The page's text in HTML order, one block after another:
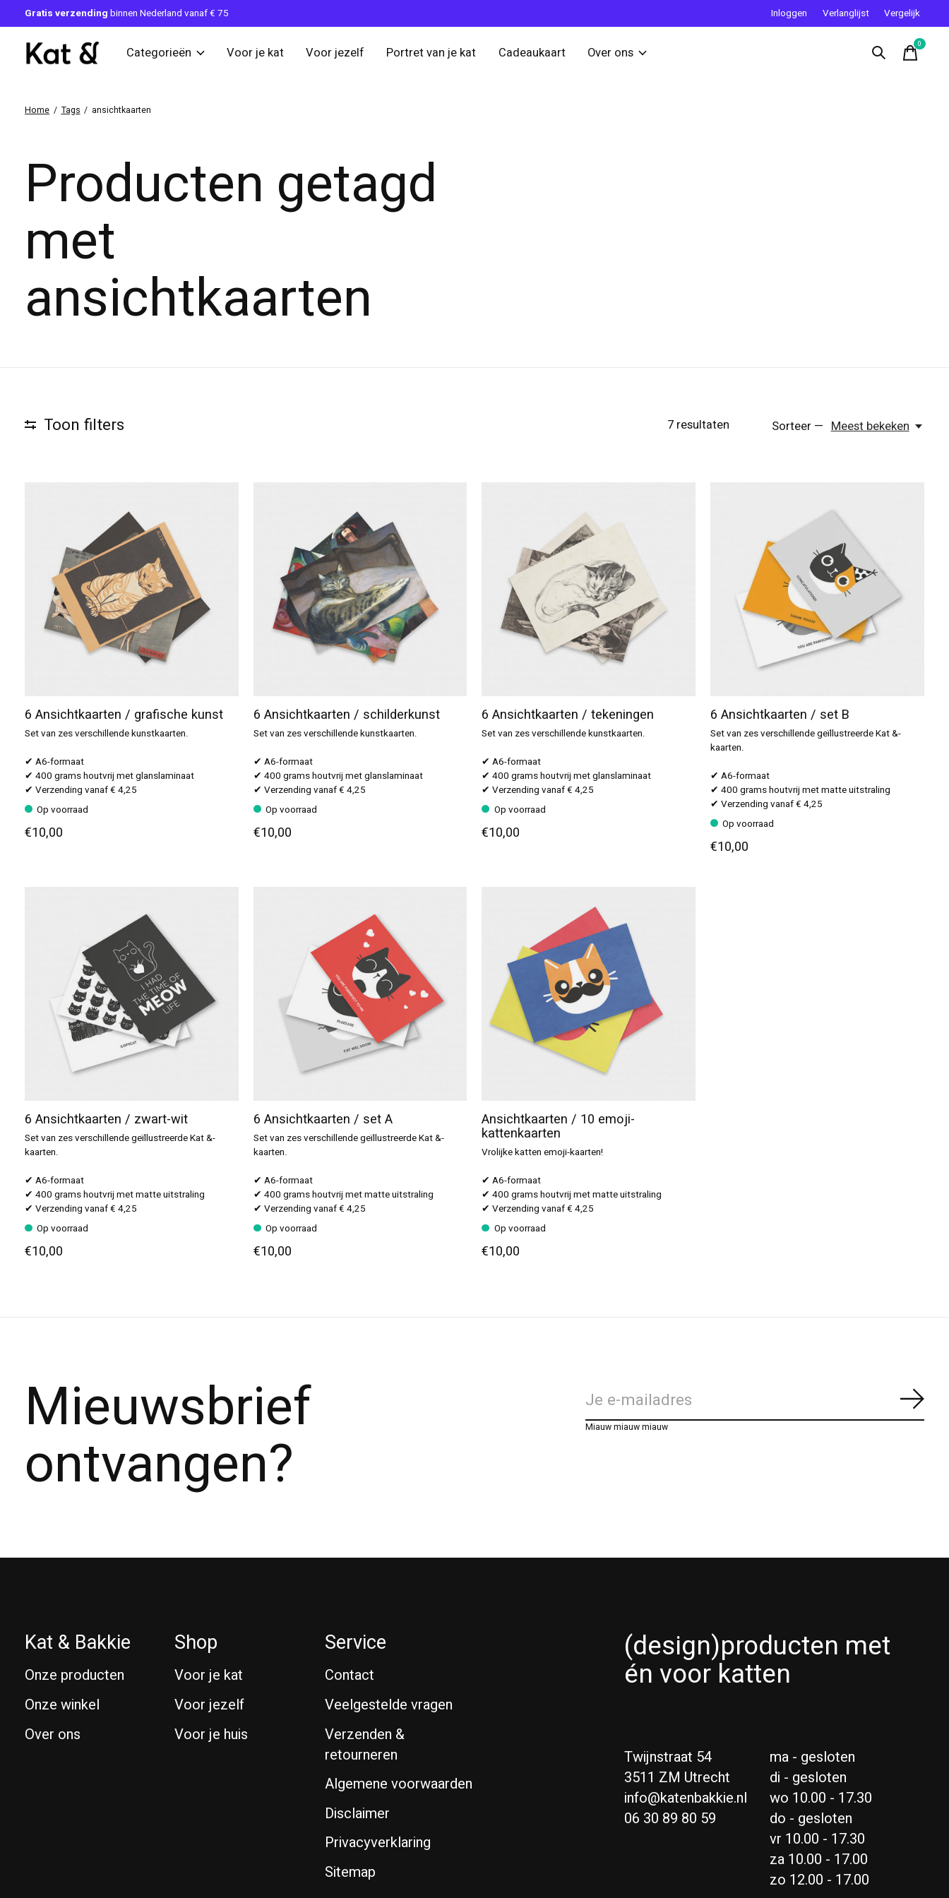
Gratis verzending binnen Nederland vanaf € 75 Inloggen Verlanglijst Vergelijk
Categorieën Voor je kat Voor jezelf Portret van je kat Cadeaukaart Over ons
0items
Home / Tags / ansichtkaarten
Producten getagd
met
ansichtkaarten
Toon filters 7resultaten Sorteer — Meest bekeken
6 Ansichtkaarten / grafische kunst
Set van zes verschillende kunstkaarten.
✔ A6-formaat
✔ 400 grams houtvrij met glanslaminaat
✔ Verzending vanaf € 4,25
Op voorraad
€10,00
6 Ansichtkaarten / schilderkunst
Set van zes verschillende kunstkaarten.
✔ A6-formaat
✔ 400 grams houtvrij met glanslaminaat
✔ Verzending vanaf € 4,25
Op voorraad
€10,00
6 Ansichtkaarten / tekeningen
Set van zes verschillende kunstkaarten.
✔ A6-formaat
✔ 400 grams houtvrij met glanslaminaat
✔ Verzending vanaf € 4,25
Op voorraad
€10,00
6 Ansichtkaarten / set B
Set van zes verschillende geïllustreerde Kat &-
kaarten.
✔ A6-formaat
✔ 400 grams houtvrij met matte uitstraling
✔ Verzending vanaf € 4,25
Op voorraad
€10,00
6 Ansichtkaarten / zwart-wit
Set van zes verschillende geïllustreerde Kat &-
kaarten.
✔ A6-formaat
✔ 400 grams houtvrij met matte uitstraling
✔ Verzending vanaf € 4,25
Op voorraad
€10,00
6 Ansichtkaarten / set A
Set van zes verschillende geïllustreerde Kat &-
kaarten.
✔ A6-formaat
✔ 400 grams houtvrij met matte uitstraling
✔ Verzending vanaf € 4,25
Op voorraad
€10,00
Ansichtkaarten / 10 emoji-
kattenkaarten
Vrolijke katten emoji-kaarten!
✔ A6-formaat
✔ 400 grams houtvrij met matte uitstraling
✔ Verzending vanaf € 4,25
Op voorraad
€10,00
Mieuwsbrief
ontvangen? Miauw miauw miauw
Kat & Bakkie
Onze producten
Onze winkel
Over ons
Shop
Voor je kat
Voor jezelf
Voor je huis
Service
Contact
Veelgestelde vragen
Verzenden &
retourneren
Algemene voorwaarden
Disclaimer
Privacyverklaring
Sitemap
(design)producten met
én voor katten
Twijnstraat 54
3511 ZM Utrecht
info@katenbakkie.nl
06 30 89 80 59
ma - gesloten
di - gesloten
wo 10.00 - 17.30
do - gesloten
vr 10.00 - 17.30
za 10.00 - 17.00
zo 12.00 - 17.00